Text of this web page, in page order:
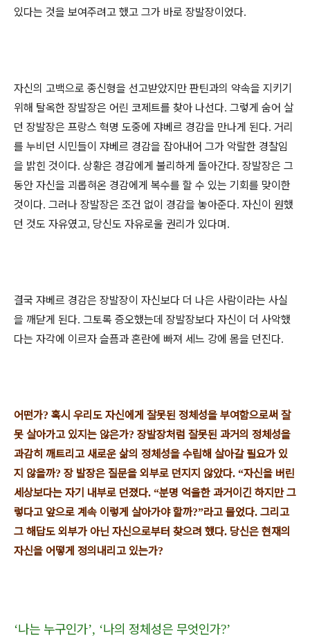
있다는 것을 보여주려고 했고 그가 바로 장발장이었다.
자신의 고백으로 종신형을 선고받았지만 판틴과의 약속을 지키기
위해 탈옥한 장발장은 어린 코제트를 찾아 나선다. 그렇게 숨어 살
던 장발장은 프랑스 혁명 도중에 쟈베르 경감을 만나게 된다. 거리
를 누비던 시민들이 쟈베르 경감을 잡아내어 그가 악랄한 경찰임
을 밝힌 것이다. 상황은 경감에게 불리하게 돌아간다. 장발장은 그
동안 자신을 괴롭혀온 경감에게 복수를 할 수 있는 기회를 맞이한
것이다. 그러나 장발장은 조건 없이 경감을 놓아준다. 자신이 원했
던 것도 자유였고, 당신도 자유로울 권리가 있다며.
결국 쟈베르 경감은 장발장이 자신보다 더 나은 사람이라는 사실
을 깨닫게 된다. 그토록 증오했는데 장발장보다 자신이 더 사악했
다는 자각에 이르자 슬픔과 혼란에 빠져 세느 강에 몸을 던진다.
어떤가? 혹시 우리도 자신에게 잘못된 정체성을 부여함으로써 잘
못 살아가고 있지는 않은가? 장발장처럼 잘못된 과거의 정체성을
과감히 깨트리고 새로운 삶의 정체성을 수립해 살아갈 필요가 있
지 않을까? 장 발장은 질문을 외부로 던지지 않았다. “자신을 버린
세상보다는 자기 내부로 던졌다. “분명 억울한 과거이긴 하지만 그
렇다고 앞으로 계속 이렇게 살아가야 할까?”라고 물었다. 그리고
그 해답도 외부가 아닌 자신으로부터 찾으려 했다. 당신은 현재의
자신을 어떻게 정의내리고 있는가?
‘나는 누구인가’, ‘나의 정체성은 무엇인가?’